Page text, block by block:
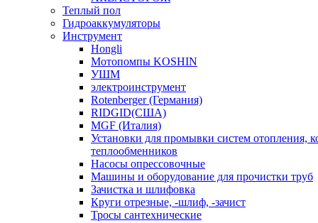
Теплый пол
Гидроаккумуляторы
Инструмент
Hongli
Мотопомпы KOSHIN
УШМ
электроинструмент
Rotenberger (Германия)
RIDGID(США)
MGF (Италия)
Установки для промывки систем отопления,
теплообменников
Насосы опрессовочные
Машины и оборудование для прочистки труб
Зачистка и шлифовка
Круги отрезные, -шлиф, -зачист
Тросы сантехнические